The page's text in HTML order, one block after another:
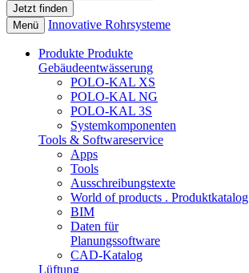
Menü Innovative Rohrsysteme
Produkte Produkte
Gebäudeentwässerung
POLO-KAL XS
POLO-KAL NG
POLO-KAL 3S
Systemkomponenten
Tools & Softwareservice
Apps
Tools
Ausschreibungstexte
World of products . Produktkatalog
BIM
Daten für
Planungssoftware
CAD-Katalog
Lüftung